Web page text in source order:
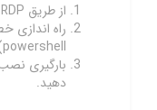
از طریق RDP به سرور وارد شوید.
powershell) از منوی استارت ویندوز.
دهید.